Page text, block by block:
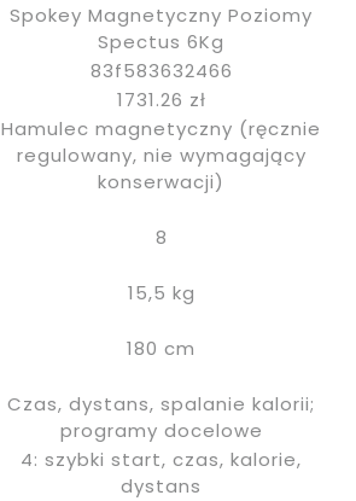
Spokey Magnetyczny Poziomy
Spectus 6Kg
83f583632466
1731.26 zł
Hamulec magnetyczny (ręcznie
regulowany, nie wymagający
konserwacji)
8
15,5 kg
180 cm
Czas, dystans, spalanie kalorii;
programy docelowe
4: szybki start, czas, kalorie,
dystans